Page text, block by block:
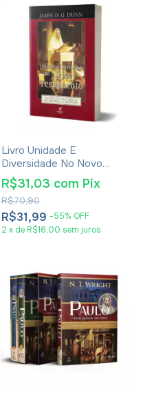
Livro Unidade E
Diversidade No Novo
Testamento - James D.
G. Dunn
R$31,99 -55% OFF
R$70,90
R$31,03 com Pix
2 x de R$16,00 sem juros